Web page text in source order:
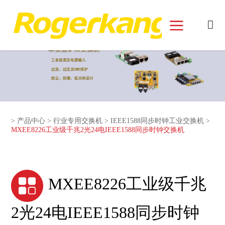
> 产品中心 >行业专用交换机 >IEEE1588同步时钟工业交换机 >
MXEE8226工业级千兆2光24电IEEE1588同步时钟交换机
MXEE8226工业级千兆
2光24电IEEE1588同步时钟